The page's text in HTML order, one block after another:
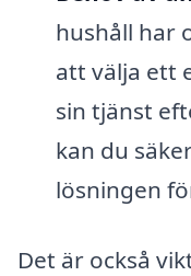
hushåll har
att välja ett
sin tjänst
kan du
lösningen
Det är också